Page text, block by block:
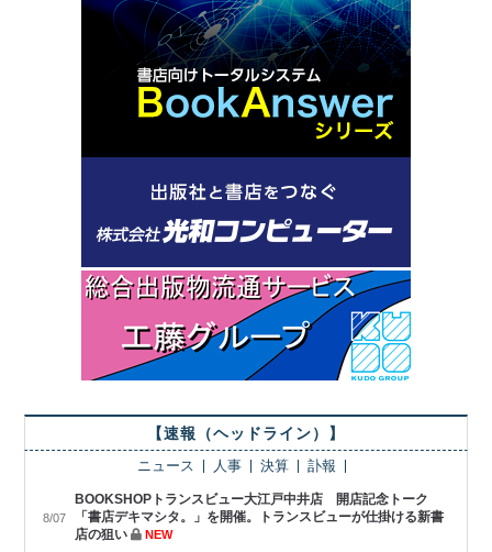
【速報（ヘッドライン）】
ニュース 人事 決算 訃報
8/07
BOOKSHOPトランスビュー大江戸中井店 開店記念トーク
「書店デキマシタ。」を開催。トランスビューが仕掛ける新書
店の狙い
NEW